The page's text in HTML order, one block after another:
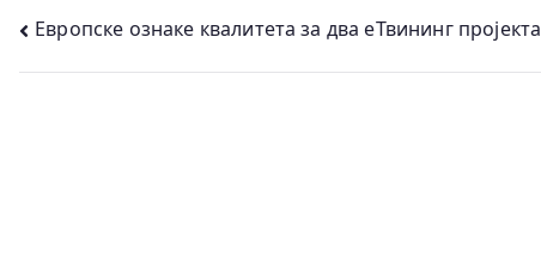
Кретање
чланка
Европске ознаке квалитета за два еТвининг пројекта